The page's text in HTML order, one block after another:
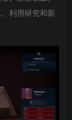
利用研究和新